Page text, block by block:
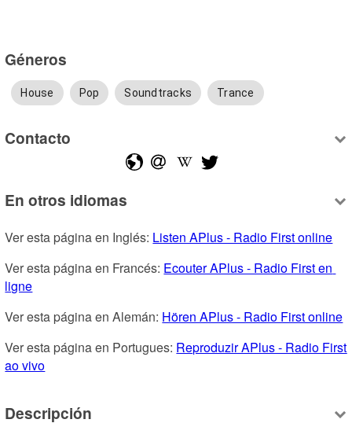
Géneros
House Pop Soundtracks Trance
Contacto
En otros idiomas
Ver esta página en Inglés: Listen APlus - Radio First online
Ver esta página en Francés: Ecouter APlus - Radio First en
ligne
Ver esta página en Alemán: Hören APlus - Radio First online
Ver esta página en Portugues: Reproduzir APlus - Radio First
ao vivo
Descripción